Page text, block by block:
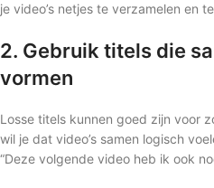
je video’s netjes te verzamelen en
2. Gebruik titels die
vormen
Losse titels kunnen goed zijn voor
wil je dat video’s samen logisch
“Deze volgende video heb ik ook